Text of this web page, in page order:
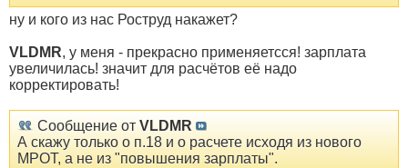
ну и кого из нас Роструд накажет?
VLDMR, у меня - прекрасно применяетсся! зарплата
увеличилась! значит для расчётов её надо
корректировать!
Сообщение от VLDMR
А скажу только о п.18 и о расчете исходя из нового
МРОТ, а не из "повышения зарплаты".